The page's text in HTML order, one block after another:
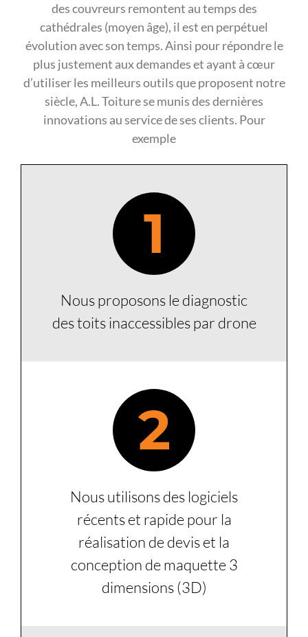
des couvreurs remontent au temps des
cathédrales (moyen âge), il est en perpétuel
évolution avec son temps. Ainsi pour répondre le
plus justement aux demandes et ayant à cœur
d’utiliser les meilleurs outils que proposent notre
siècle, A.L. Toiture se munis des dernières
innovations au service de ses clients. Pour
exemple
1
Nous proposons le diagnostic
des toits inaccessibles par drone
2
Nous utilisons des logiciels
récents et rapide pour la
réalisation de devis et la
conception de maquette 3
dimensions (3D)